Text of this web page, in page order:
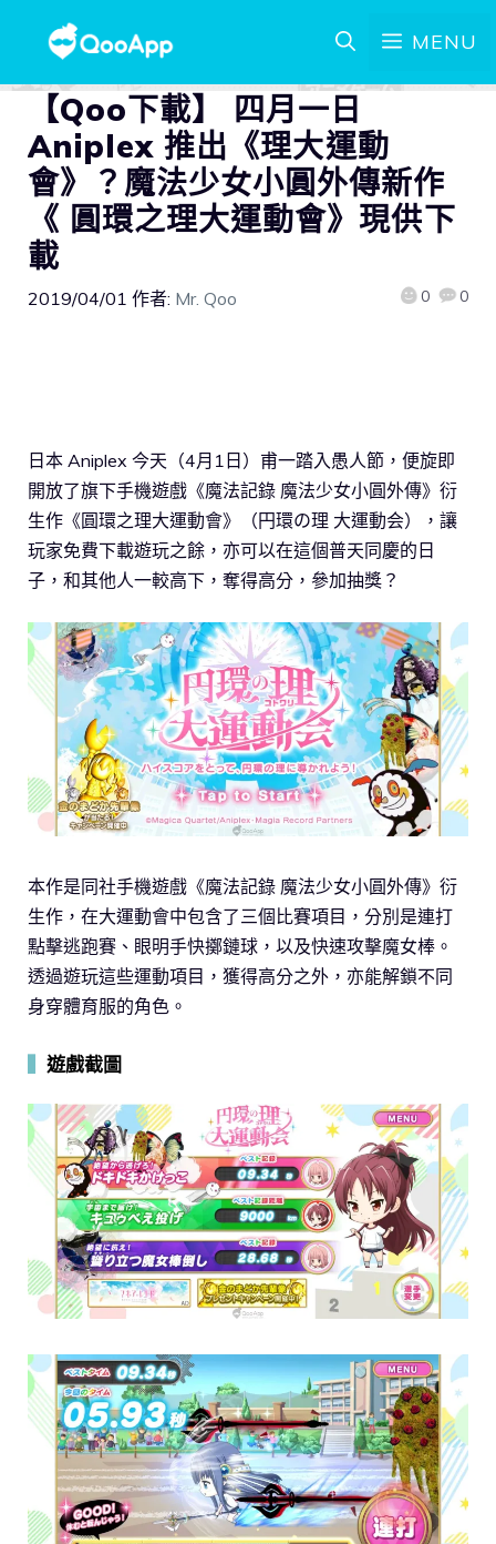
MENU
【Qoo下載】 四月一日
Aniplex 推出《理大運動
會》？魔法少女小圓外傳新作
《 圓環之理大運動會》現供下
載
2019/04/01 作者: Mr. Qoo 0 0
日本 Aniplex 今天（4月1日）甫一踏入愚人節，便旋即
開放了旗下手機遊戲《魔法記錄 魔法少女小圓外傳》衍
生作《圓環之理大運動會》（円環の理 大運動会），讓
玩家免費下載遊玩之餘，亦可以在這個普天同慶的日
子，和其他人一較高下，奪得高分，參加抽獎？
本作是同社手機遊戲《魔法記錄 魔法少女小圓外傳》衍
生作，在大運動會中包含了三個比賽項目，分別是連打
點擊逃跑賽、眼明手快擲鏈球，以及快速攻擊魔女棒。
透過遊玩這些運動項目，獲得高分之外，亦能解鎖不同
身穿體育服的角色。
遊戲截圖